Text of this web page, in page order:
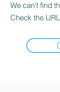
We can’t find
Check the